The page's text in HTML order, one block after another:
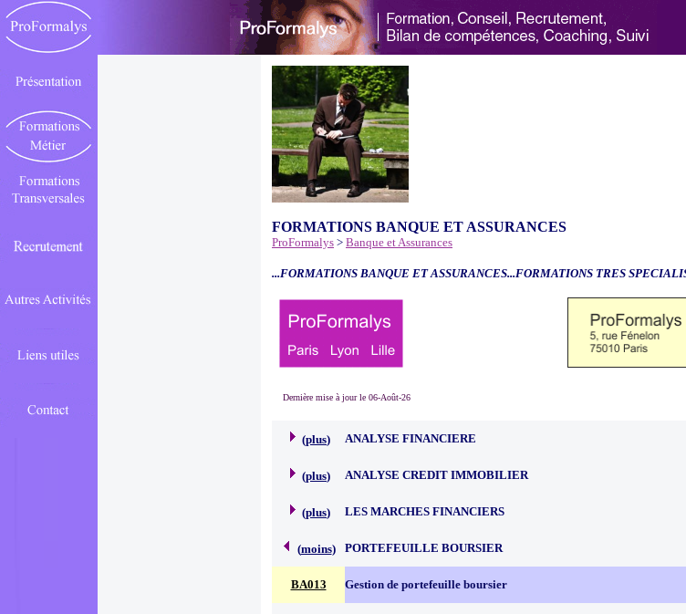
FORMATIONS BANQUE ET ASSURANCES
ProFormalys > Banque et Assurances
...FORMATIONS BANQUE ET ASSURANCES...FORMATIONS TRES
Dernière mise à jour le 06-Août-26
(plus) ANALYSE FINANCIERE
(plus) ANALYSE CREDIT IMMOBILIER
(plus) LES MARCHES FINANCIERS
(moins) PORTEFEUILLE BOURSIER
BA013 Gestion de portefeuille boursier